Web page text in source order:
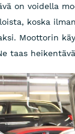
on voidella
koska
Moottorin
taas